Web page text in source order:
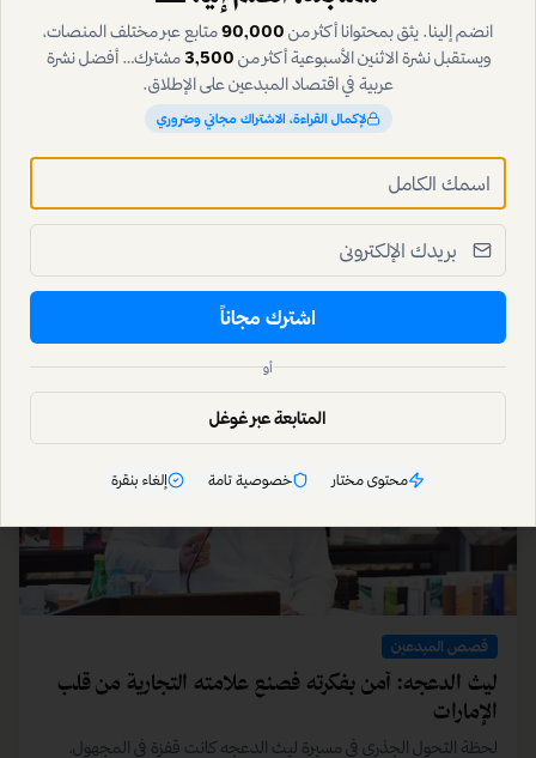
اشترك مجاناً
المتابعة عبر غوغل
يستقبل نشرة الاثنين آلاف المشتركين
يهمّك أيضاً
قصص المبدعين
همسة شك أشعلت طموحاً: قصة محمود الأنصاري من
أدنوك إلى ريادة الأعمال
من وظيفة آمنة في أدنوك إلى عالم ريادة الأعمال المليء بالتحديات. قصة
محمود الأنصاري تثبت أن لحظة شك واحدة قد تكون الشرارة التي تطلق
أريج الخالدي•7 يوليو 2026
قصص المبدعين
من أزمة إلى 13 مليون مشاهدة: قصة شملان العواد
بعد إنهاء خدماته من العمل، قرر شملان العواد صناعة مستقبله بنفسه.
تحولت رحلته إلى قصة نجاح ملهمة حين حصد مقطعه الأول مليون
مشاهدة في يوم واحد، ليواصل تحقيق الملايين.
أريج الخالدي•
انضم إلينا. يثق بمحتوانا أكثر من 90,000متابع عبر مختلف المنصات،
ويستقبل نشرة الاثنين الأسبوعية أكثر من 3,500مشترك… أفضل نشرة
عربية في اقتصاد المبدعين على الإطلاق.
لإكمال القراءة، الاشتراك مجاني وضروري
اشترك مجاناً
أو
المتابعة عبر غوغل
محتوى مختار خصوصية تامة إلغاء بنقرة